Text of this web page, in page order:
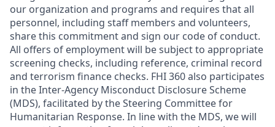
our organization and programs and requires that all
personnel, including staff members and volunteers,
share this commitment and sign our code of conduct.
All offers of employment will be subject to appropriate
screening checks, including reference, criminal record
and terrorism finance checks. FHI 360 also participates
in the Inter-Agency Misconduct Disclosure Scheme
(MDS), facilitated by the Steering Committee for
Humanitarian Response. In line with the MDS, we will